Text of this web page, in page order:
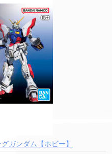
ガンダム【ホビー】